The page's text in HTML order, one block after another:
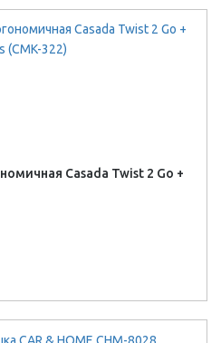
Casada Twist 2 Go +